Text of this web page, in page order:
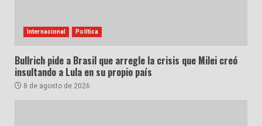
Internacional Política
Bullrich pide a Brasil que arregle la crisis que Milei creó
insultando a Lula en su propio país
8 de agosto de 2026